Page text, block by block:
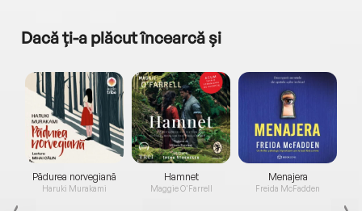
Dacă ți-a plăcut încearcă și
Pădurea norvegiană
Haruki Murakami
Hamnet
Maggie O'Farrell
Menajera
Freida McFadden